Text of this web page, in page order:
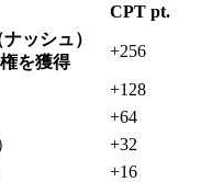
CPT pt.
ッシュ）
を獲得
+256
+128
+64
+32
+16